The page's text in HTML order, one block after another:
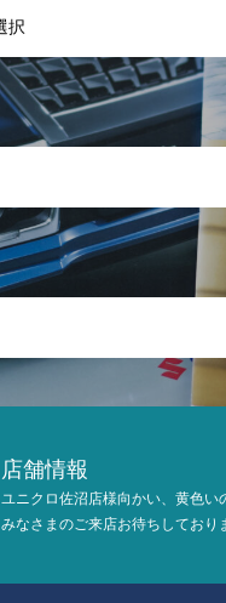
店舗情報
ユニクロ佐沼店様向かい、黄色い
みなさまのご来店お待ちしており